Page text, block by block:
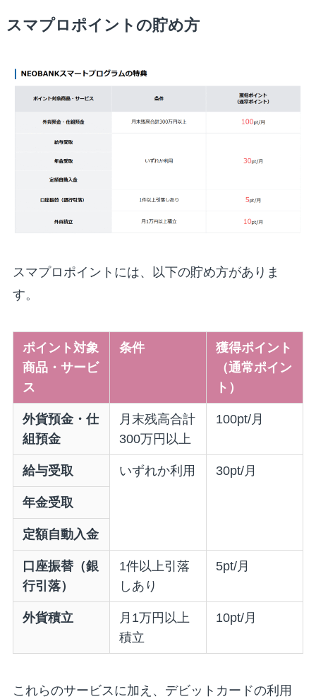
スマプロポイントの貯め方
スマプロポイントには、以下の貯め方がありま
す。
ポイント対象
商品・サービ
ス
条件
獲得ポイント
（通常ポイン
ト）
外貨預金・仕
組預金
月末残高合計
300万円以上
100pt/月
給与受取 いずれか利用 30pt/月
年金受取
定額自動入金
口座振替（銀
行引落）
1件以上引落
しあり
5pt/月
外貨積立
月1万円以上
積立
10pt/月
これらのサービスに加え、デビットカードの利用